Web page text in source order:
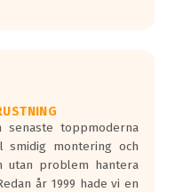
toppmoderna
smidig montering och
utan problem hantera
år 1999 hade vi en